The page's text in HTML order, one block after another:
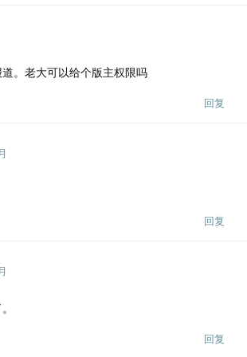
。老大可以给个版主权限吗
回复
回复
回复